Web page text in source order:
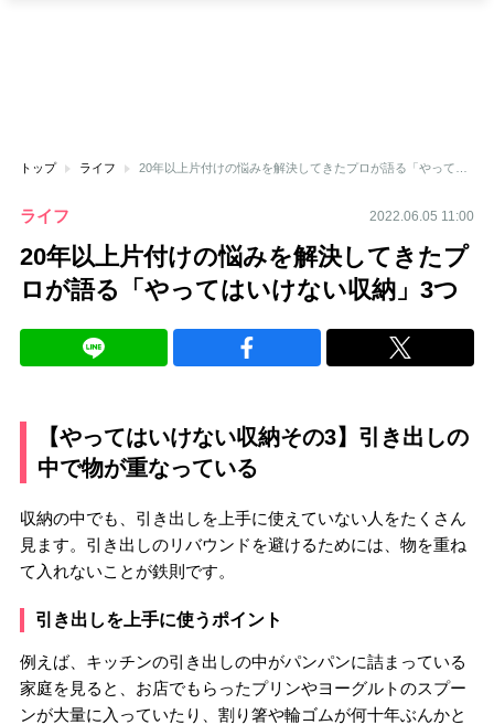
トップ ライフ
ライフ 2022.06.05 11:00
20年以上片付けの悩みを解決してきたプ
ロが語る「やってはいけない収納」3つ
【やってはいけない収納その3】引き出しの
中で物が重なっている
収納の中でも、引き出しを上手に使えていない人をたくさん
見ます。引き出しのリバウンドを避けるためには、物を重ね
て入れないことが鉄則です。
引き出しを上手に使うポイント
例えば、キッチンの引き出しの中がパンパンに詰まっている
家庭を見ると、お店でもらったプリンやヨーグルトのスプー
ンが大量に入っていたり、割り箸や輪ゴムが何十年ぶんかと